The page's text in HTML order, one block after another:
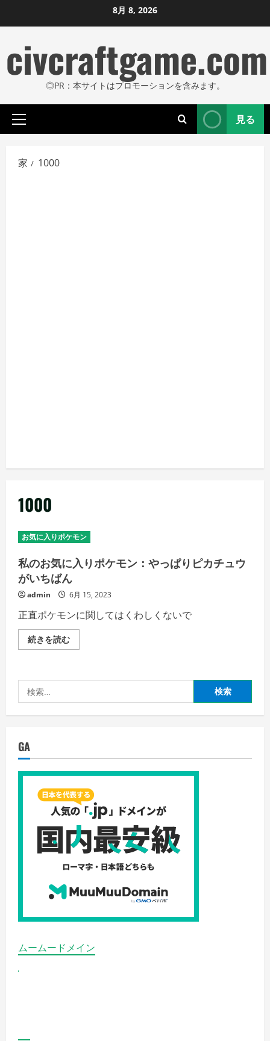
ン
ン
ツ
ス
ッ
8月 8, 2026
civcraftgame.com
◎PR：本サイトはプロモーションを含みます。
プ
イ
マ
見る
家 1000
1000
お気に入りポケモン
私のお気に入りポケモン：やっぱりピカチュウ
がいちばん
admin 6月 15, 2023
正直ポケモンに関してはくわしくないで
続きを読む私
の
入
ケ
モ
り
カ
ュ
ウ
が
い
ち
ば
ん
の
細
覧
く
さ
い
索:
GA
ムームードメイン